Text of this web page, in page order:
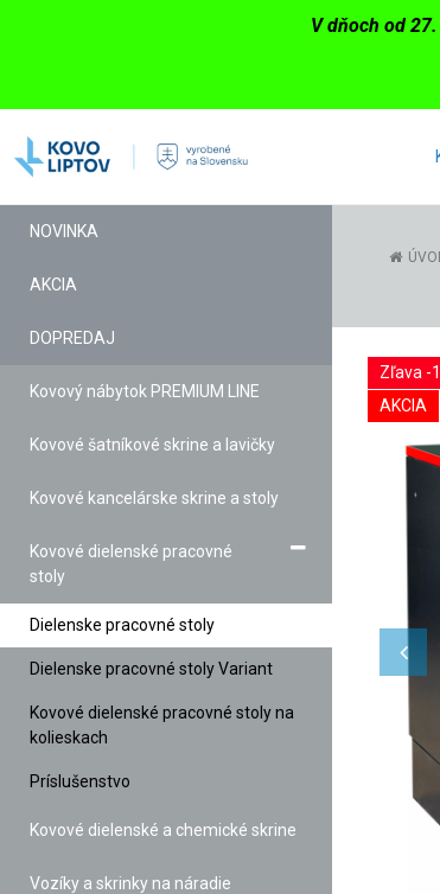
V dňoch od
NOVINKA
AKCIA
DOPREDAJ
Kovový nábytok PREMIUM LINE
Kovové šatníkové skrine a lavičky
Kovové kancelárske skrine a stoly
Kovové dielenské pracovné
stoly
Dielenske pracovné stoly
Dielenske pracovné stoly Variant
Kovové dielenské pracovné stoly na
kolieskach
Príslušenstvo
Kovové dielenské a chemické skrine
Vozíky a skrinky na náradie
Zľava -
AKCIA